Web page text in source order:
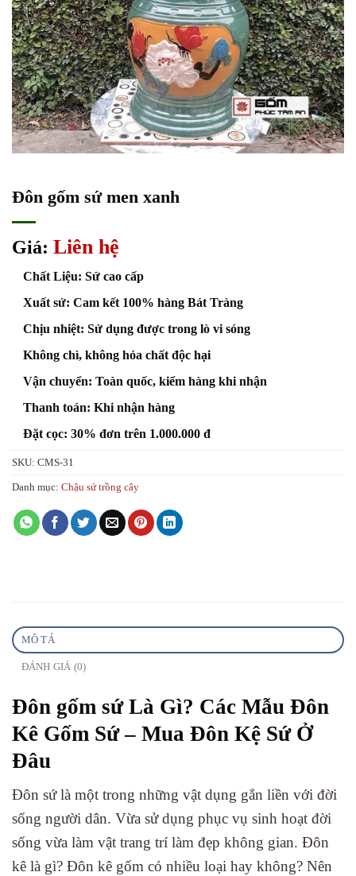
Đôn gốm sứ men xanh
Giá: Liên hệ
Chất Liệu: Sứ cao cấp
Xuất sứ: Cam kết 100% hàng Bát Tràng
Chịu nhiệt: Sử dụng được trong lò vi sóng
Không chì, không hóa chất độc hại
Vận chuyển: Toàn quốc, kiểm hàng khi nhận
Thanh toán: Khi nhận hàng
Đặt cọc: 30% đơn trên 1.000.000 đ
SKU: CMS-31
Danh mục: Chậu sứ trồng cây
MÔ TẢ
ĐÁNH GIÁ (0)
Đôn gốm sứ Là Gì? Các Mẫu Đôn
Kê Gốm Sứ – Mua Đôn Kệ Sứ Ở
Đâu
Đôn sứ là một trong những vật dụng gắn liền với đời
sống người dân. Vừa sử dụng phục vụ sinh hoạt đời
sống vừa làm vật trang trí làm đẹp không gian. Đôn
kê là gì? Đôn kê gốm có nhiều loại hay không? Nên